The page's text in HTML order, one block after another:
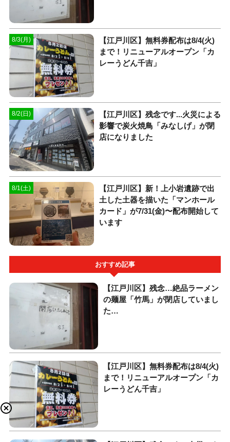
8/3(月)
【江戸川区】無料券配布は8/4(火)
まで！リニューアルオープン「カ
レーうどん千吉」
8/2(日)
【江戸川区】残念です...火災による
影響で炭火焼鳥「みなしげ」が閉
店になりました
8/1(土)
【江戸川区】新！上小岩遺跡で出
土した土器を描いた「マンホール
カード」が7/31(金)〜配布開始して
います
おすすめ記事
【江戸川区】残念…絶品ラーメン
の麺屋「竹馬」が閉店していまし
た…
【江戸川区】無料券配布は8/4(火)
まで！リニューアルオープン「カ
レーうどん千吉」